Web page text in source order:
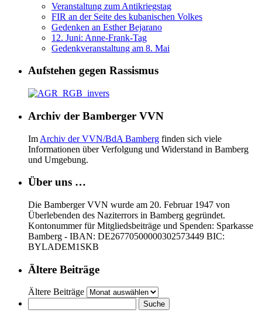
Veranstaltung zum Antikriegstag
FIR an der Seite des kubanischen Volkes
Gedenken an Esther Bejarano
12. Juni: Anne-Frank-Tag
Gedenkveranstaltung am 8. Mai
Aufstehen gegen Rassismus
Archiv der Bamberger VVN
Im Archiv der VVN/BdA Bamberg finden sich viele
Informationen über Verfolgung und Widerstand in Bamberg
und Umgebung.
Über uns …
Die Bamberger VVN wurde am 20. Februar 1947 von
Überlebenden des Naziterrors in Bamberg gegründet.
Kontonummer für Mitgliedsbeiträge und Spenden: Sparkasse
Bamberg - IBAN: DE26770500000302573449 BIC:
BYLADEM1SKB
Ältere Beiträge
Ältere Beiträge